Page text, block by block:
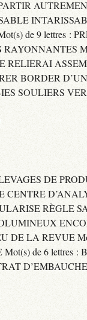
de 9 lettres :
RELIERAI
BORDER
SOULIERS
DE
CENTRE
RÈGLE
DE LA REVUE
de 6 lettres :